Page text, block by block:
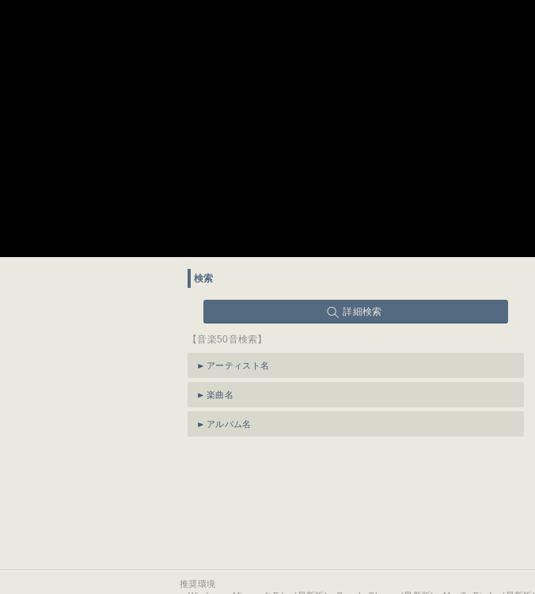
検索
詳細検索
【音楽50音検索】
アーティスト名
楽曲名
アルバム名
推奨環境